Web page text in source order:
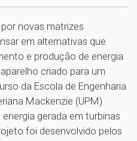
novas matrizes
em alternativas que
e produção de energia
criado para um
da Escola de Engenharia
Mackenzie (UPM)
gerada em turbinas
foi desenvolvido pelos